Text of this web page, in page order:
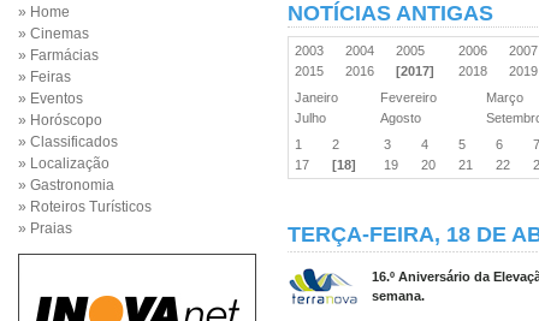
» Home
» Cinemas
» Farmácias
» Feiras
» Eventos
» Horóscopo
» Classificados
» Localização
» Gastronomia
» Roteiros Turísticos
» Praias
NOTÍCIAS ANTIGAS
2003 2004 2005 2006
2015
2016 [2017] 2018
Janeiro
Fevereiro
Março
Julho
Agosto
1
2 3 4 5 6
17
[18] 19 20 21 22
TERÇA-FEIRA, 18 DE
16.º Aniversário da
semana.